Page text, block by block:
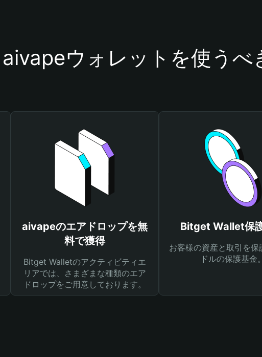
aivapeウォレットを使うべ
aivapeのエアドロップを無
料で獲得
Bitget Walletのアクティビティエ
リアでは、さまざまな種類のエア
ドロップをご用意しております。
Bitget Wallet保
お客様の資産と取引を保
ドルの保護基金。